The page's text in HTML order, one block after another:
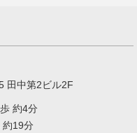
田中第2ビル2F
約4分
約19分